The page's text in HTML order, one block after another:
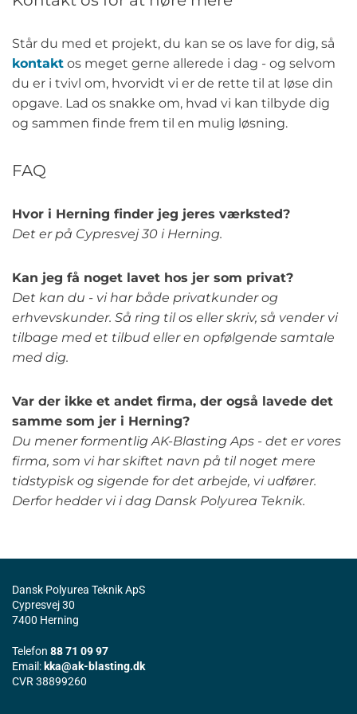
Står du med et projekt, du kan se os lave for dig, så
kontakt os meget gerne allerede i dag - og selvom
du er i tvivl om, hvorvidt vi er de rette til at løse din
opgave. Lad os snakke om, hvad vi kan tilbyde dig
og sammen finde frem til en mulig løsning.
FAQ
Hvor i Herning finder jeg jeres værksted?
Det er på Cypresvej 30 i Herning.
Kan jeg få noget lavet hos jer som privat?
Det kan du - vi har både privatkunder og
erhvevskunder. Så ring til os eller skriv, så vender vi
tilbage med et tilbud eller en opfølgende samtale
med dig.
Var der ikke et andet firma, der også lavede det
samme som jer i Herning?
Du mener formentlig AK-Blasting Aps - det er vores
firma, som vi har skiftet navn på til noget mere
tidstypisk og sigende for det arbejde, vi udfører.
Derfor hedder vi i dag Dansk Polyurea Teknik.
Dansk Polyurea Teknik ApS
Cypresvej 30
7400 Herning
Telefon 88 71 09 97
Email: kka@ak-blasting.dk
CVR 38899260